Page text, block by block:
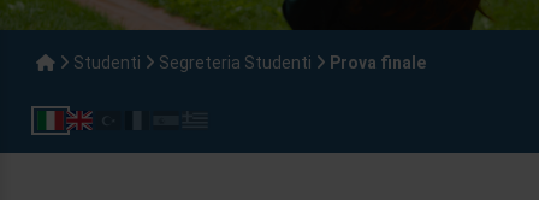
Studenti Segreteria Studenti Prova finale